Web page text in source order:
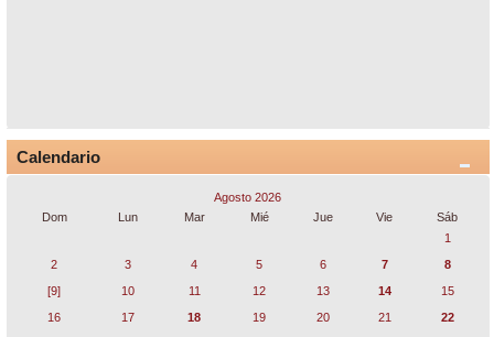
Calendario
Agosto 2026
Dom
Lun Mar Mié Jue Vie
Sáb
1
2
3 4 5 6 7
8
[9]
10 11 12 13 14
15
16
17 18 19 20 21
22